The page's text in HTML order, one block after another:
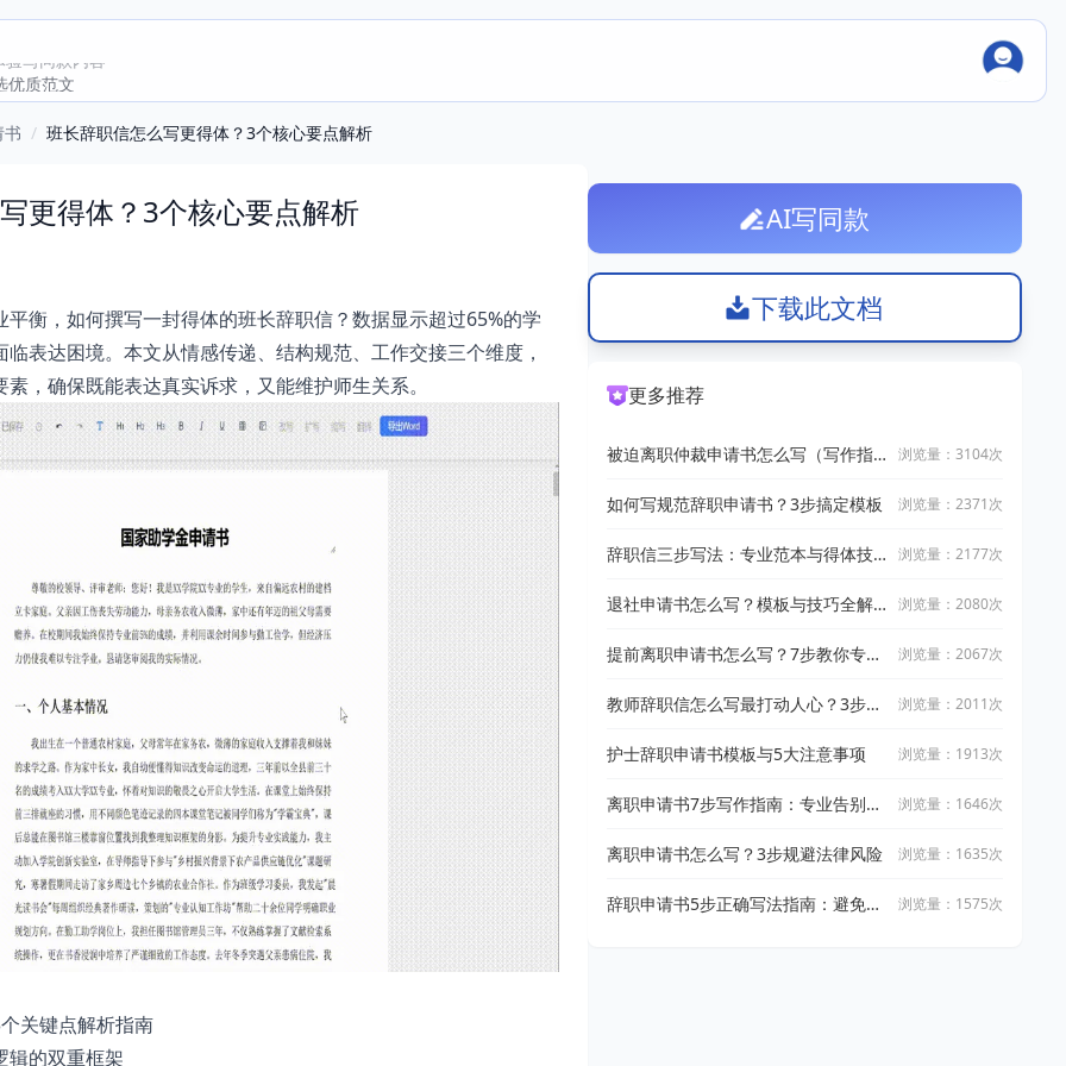
优质范文
书 / 班长辞职信怎么写更得体？3个核心要点解析
更得体？3个核心要点解析
衡，如何撰写一封得体的班长辞职信？数据显示超过65%的学
表达困境。本文从情感传递、结构规范、工作交接三个维度，
，确保既能表达真实诉求，又能维护师生关系。
关键点解析指南
辑的双重框架
AI写同款
下载此文档
更多推荐
被迫离职仲裁申请书怎么写（写作指
浏览量：3104次
如何写规范辞职申请书？3步搞定模板 浏览量：2371次
辞职信三步写法：专业范本与得体技
浏览量：2177次
退社申请书怎么写？模板与技巧全解
浏览量：2080次
提前离职申请书怎么写？7步教你专业
浏览量：2067次
教师辞职信怎么写最打动人心？3步模
浏览量：2011次
护士辞职申请书模板与5大注意事项 浏览量：1913次
离职申请书7步写作指南：专业告别职
浏览量：1646次
离职申请书怎么写？3步规避法律风险 浏览量：1635次
辞职申请书5步正确写法指南：避免常
浏览量：1575次